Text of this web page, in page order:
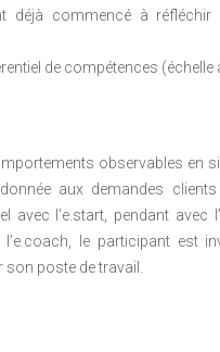
commencé à réfléchir
de compétences (échelle
observables en
aux demandes
l’e.start, pendant avec
le participant est
poste de travail.